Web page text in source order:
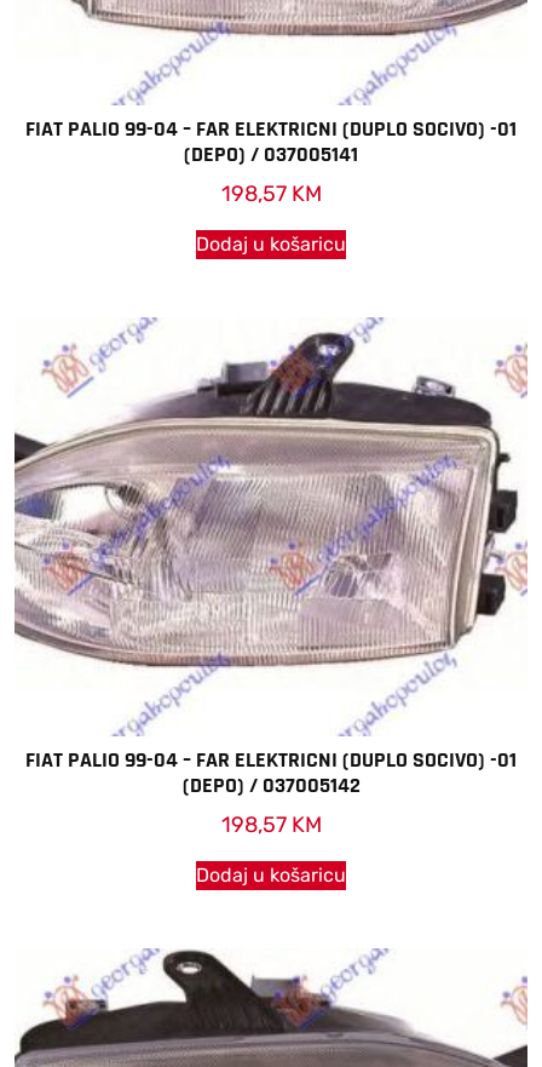
FIAT PALIO 99-04 – FAR ELEKTRICNI (DUPLO SOCIVO) -01
(DEPO) / 037005141
198,57 KM
Dodaj u košaricu
FIAT PALIO 99-04 – FAR ELEKTRICNI (DUPLO SOCIVO) -01
(DEPO) / 037005142
198,57 KM
Dodaj u košaricu